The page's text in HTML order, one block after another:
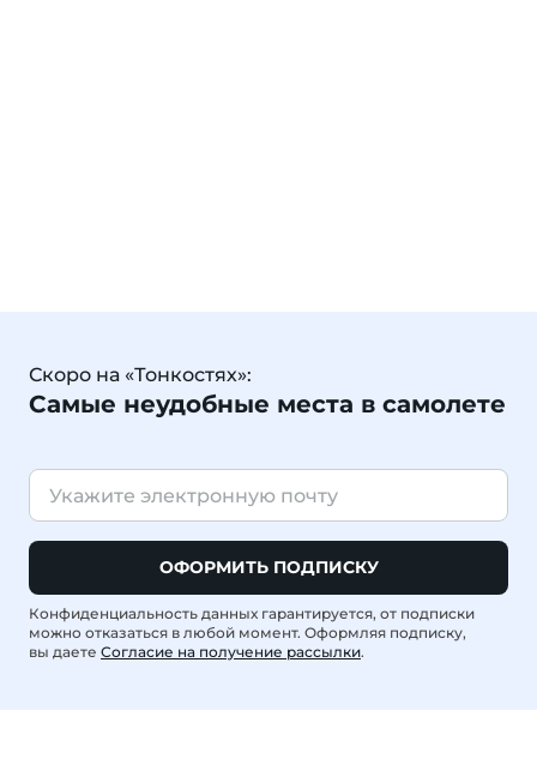
Скоро на «Тонкостях»:
Самые неудобные места в самолете
ОФОРМИТЬ ПОДПИСКУ
Конфиденциальность данных гарантируется, от подписки
можно отказаться в любой момент. Оформляя подписку,
вы даете Согласие на получение рассылки.